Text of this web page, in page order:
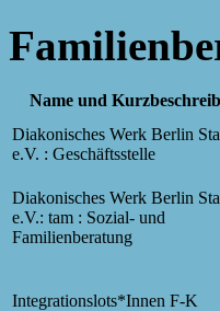
Name und
Diakonisches Werk Berlin
e.V. : Geschäftsstelle
Diakonisches Werk Berlin
e.V.: tam : Sozial- und
Familienberatung
Integrationslots*Innen F-K